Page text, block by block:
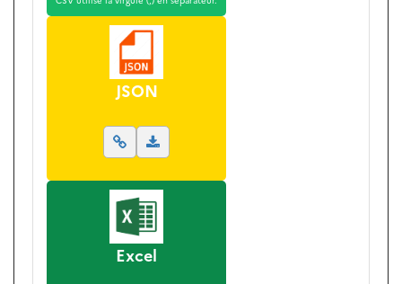
JSON
Excel